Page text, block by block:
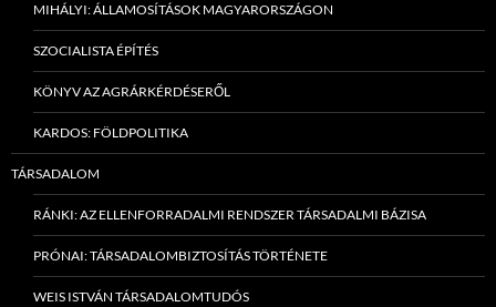
MIHÁLYI: ÁLLAMOSÍTÁSOK MAGYARORSZÁGON
SZOCIALISTA ÉPÍTÉS
KÖNYV AZ AGRÁRKÉRDÉSERŐL
KARDOS: FÖLDPOLITIKA
TÁRSADALOM
RÁNKI: AZ ELLENFORRADALMI RENDSZER TÁRSADALMI BÁZISA
PRÓNAI: TÁRSADALOMBIZTOSÍTÁS TÖRTÉNETE
WEIS ISTVÁN TÁRSADALOMTUDÓS